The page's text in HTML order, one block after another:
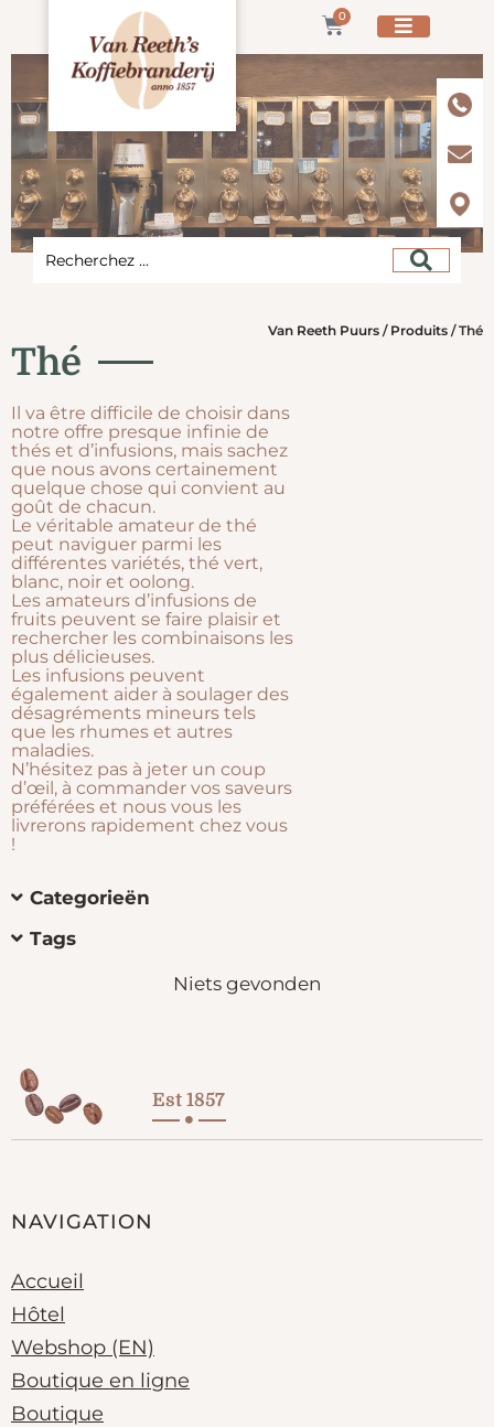
0
Van Reeth Puurs / Produits /Thé
Thé
Il va être difficile de choisir dans
notre offre presque infinie de
thés et d’infusions, mais sachez
que nous avons certainement
quelque chose qui convient au
goût de chacun.
Le véritable amateur de thé
peut naviguer parmi les
différentes variétés, thé vert,
blanc, noir et oolong.
Les amateurs d’infusions de
fruits peuvent se faire plaisir et
rechercher les combinaisons les
plus délicieuses.
Les infusions peuvent
également aider à soulager des
désagréments mineurs tels
que les rhumes et autres
maladies.
N’hésitez pas à jeter un coup
d’œil, à commander vos saveurs
préférées et nous vous les
livrerons rapidement chez vous
!
Categorieën
Tags
Niets gevonden
Est 1857
NAVIGATION
Accueil
Hôtel
Webshop (EN)
Boutique en ligne
Boutique